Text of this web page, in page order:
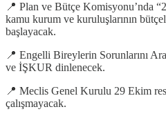
📍 Plan ve Bütçe Komisyonu’nda
kamu kurum ve kuruluşlarının
başlayacak.
📍 Engelli Bireylerin Sorunlarını
ve İŞKUR dinlenecek.
📍 Meclis Genel Kurulu 29 Ekim
çalışmayacak.